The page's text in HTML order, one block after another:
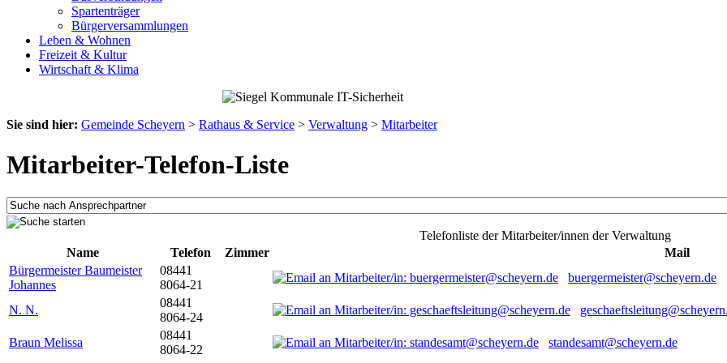
Spartenträger
Bürgerversammlungen
Leben & Wohnen
Freizeit & Kultur
Wirtschaft & Klima
Sie sind hier: Gemeinde Scheyern > Rathaus & Service > Verwaltung > Mitarbeiter
Mitarbeiter-Telefon-Liste
Telefonliste der Mitarbeiter/innen der Verwaltung
Name
Telefon Zimmer
Mail
Bürgermeister Baumeister
Johannes
08441
8064-21
buergermeister@scheyern.de
N. N.
08441
8064-24
Braun Melissa
08441
8064-22
standesamt@scheyern.de